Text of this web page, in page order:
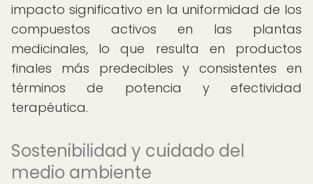
impacto significativo en la uniformidad de los
compuestos activos en las plantas
medicinales, lo que resulta en productos
finales más predecibles y consistentes en
términos de potencia y efectividad
terapéutica.
Sostenibilidad y cuidado del
medio ambiente